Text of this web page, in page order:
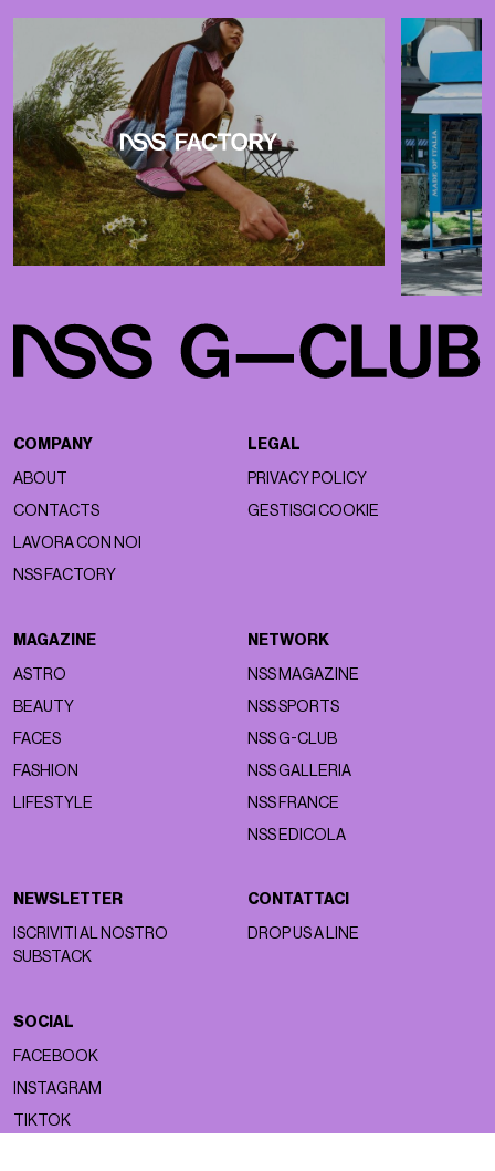
COMPANY
ABOUT
CONTACTS
LAVORA CON NOI
NSS FACTORY
LEGAL
PRIVACY POLICY
GESTISCI COOKIE
MAGAZINE
ASTRO
BEAUTY
FACES
FASHION
LIFESTYLE
NETWORK
NSS MAGAZINE
NSS SPORTS
NSS G-CLUB
NSS GALLERIA
NSS FRANCE
NSS EDICOLA
NEWSLETTER
ISCRIVITI AL NOSTRO
SUBSTACK
CONTATTACI
DROP US A LINE
SOCIAL
FACEBOOK
INSTAGRAM
TIKTOK